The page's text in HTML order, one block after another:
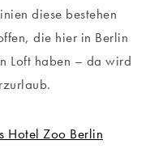
diese bestehen
die hier in Berlin
Loft haben – da wird